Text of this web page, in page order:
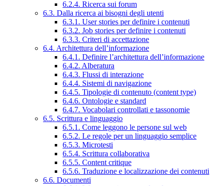
6.2.4. Ricerca sui forum
6.3. Dalla ricerca ai bisogni degli utenti
6.3.1. User stories per definire i contenuti
6.3.2. Job stories per definire i contenuti
6.3.3. Criteri di accettazione
6.4. Architettura dell’informazione
6.4.1. Definire l’architettura dell’informazione
6.4.2. Alberatura
6.4.3. Flussi di interazione
6.4.4. Sistemi di navigazione
6.4.5. Tipologie di contenuto (content type)
6.4.6. Ontologie e standard
6.4.7. Vocabolari controllati e tassonomie
6.5. Scrittura e linguaggio
6.5.1. Come leggono le persone sul web
6.5.2. Le regole per un linguaggio semplice
6.5.3. Microtesti
6.5.4. Scrittura collaborativa
6.5.5. Content critique
6.5.6. Traduzione e localizzazione dei contenuti
6.6. Documenti